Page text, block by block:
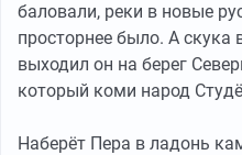
баловали, реки в новые
просторнее было. А скука
выходил он на берег
который коми народ
Наберёт Пера в ладонь